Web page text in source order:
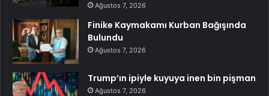
Ağustos 7, 2026
Finike Kaymakamı Kurban Bağışında
Bulundu
Ağustos 7, 2026
Trump’ın ipiyle kuyuya inen bin pişman
Ağustos 7, 2026